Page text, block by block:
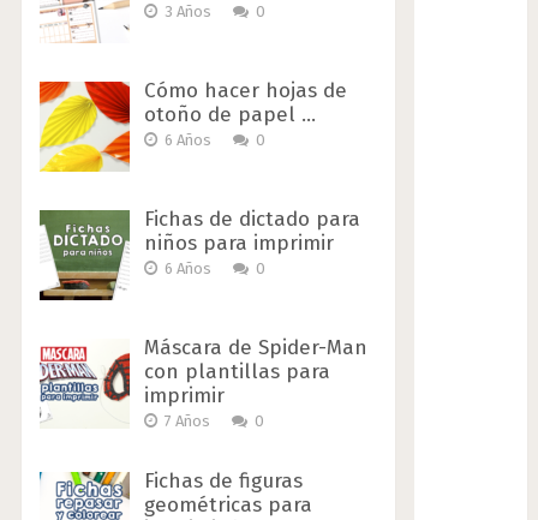
3 Años 0
Cómo hacer hojas de
otoño de papel …
6 Años 0
Fichas de dictado para
niños para imprimir
6 Años 0
Máscara de Spider-Man
con plantillas para
imprimir
7 Años 0
Fichas de figuras
geométricas para